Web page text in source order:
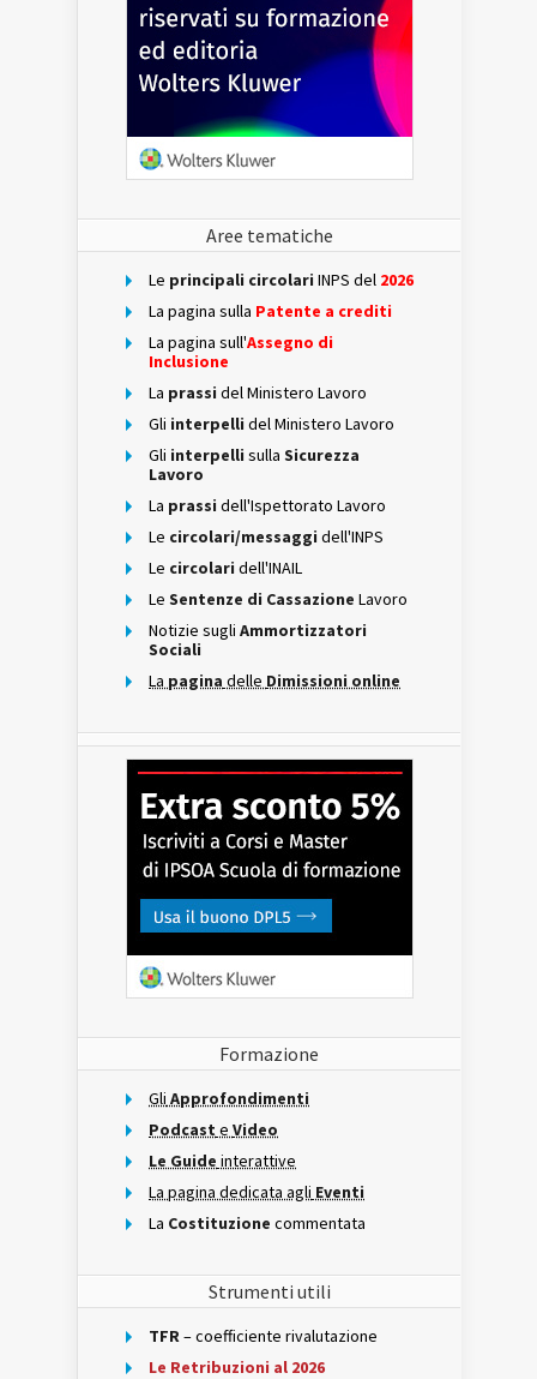
Aree tematiche
Le principali circolari INPS del 2026
La pagina sulla Patente a crediti
La pagina sull'Assegno di
Inclusione
La prassi del Ministero Lavoro
Gli interpelli del Ministero Lavoro
Gli interpelli sulla Sicurezza
Lavoro
La prassi dell'Ispettorato Lavoro
Le circolari/messaggi dell'INPS
Le circolari dell'INAIL
Le Sentenze di Cassazione Lavoro
Notizie sugli Ammortizzatori
Sociali
La pagina delle Dimissioni online
Formazione
Gli Approfondimenti
Podcast e Video
Le Guide interattive
La pagina dedicata agli Eventi
La Costituzione commentata
Strumenti utili
TFR– coefficiente rivalutazione
Le Retribuzioni al 2026